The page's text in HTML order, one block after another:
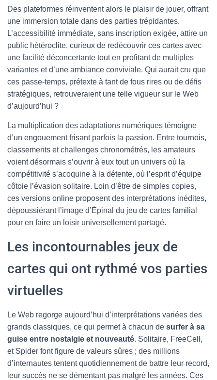
Des plateformes réinventent alors le plaisir de jouer, offrant
une immersion totale dans des parties trépidantes.
L’accessibilité immédiate, sans inscription exigée, attire un
public hétéroclite, curieux de redécouvrir ces cartes avec
une facilité déconcertante tout en profitant de multiples
variantes et d’une ambiance conviviale. Qui aurait cru que
ces passe-temps, prétexte à tant de fous rires ou de défis
stratégiques, retrouveraient une telle vigueur sur le Web
d’aujourd’hui ?
La multiplication des adaptations numériques témoigne
d’un engouement frisant parfois la passion. Entre tournois,
classements et challenges chronométrés, les amateurs
voient désormais s’ouvrir à eux tout un univers où la
compétitivité s’acoquine à la détente, où l’esprit d’équipe
côtoie l’évasion solitaire. Loin d’être de simples copies,
ces versions online proposent des interprétations inédites,
dépoussiérant l’image d’Épinal du jeu de cartes familial
pour en faire un loisir universellement partagé.
Les incontournables jeux de
cartes qui ont rythmé vos parties
virtuelles
Le Web regorge aujourd’hui d’interprétations variées des
grands classiques, ce qui permet à chacun de surfer à sa
guise entre nostalgie et nouveauté. Solitaire, FreeCell,
et Spider font figure de valeurs sûres ; des millions
d’internautes tentent quotidiennement de battre leur record,
leur succès ne se démentant pas malgré les années. Ces